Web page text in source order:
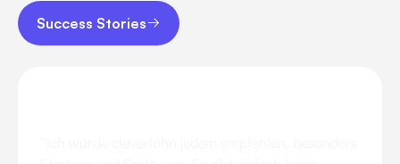
Success Stories
Success Stories